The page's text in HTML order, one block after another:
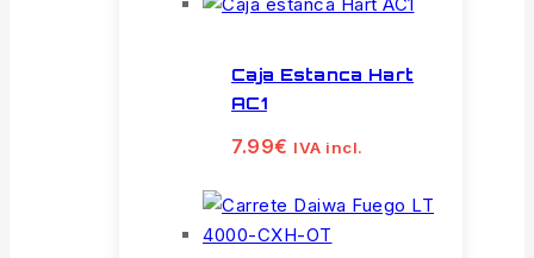
Caja Estanca Hart
AC1
7.99€ IVA incl.